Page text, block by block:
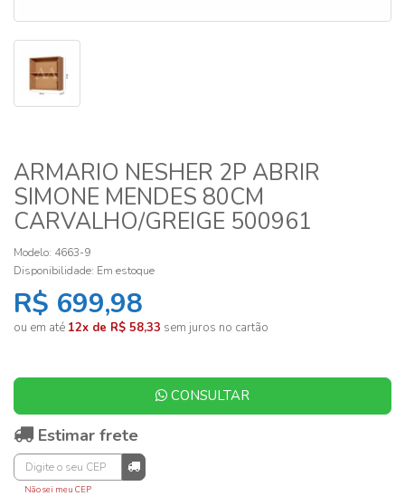
ARMARIO NESHER 2P ABRIR
SIMONE MENDES 80CM
CARVALHO/GREIGE 500961
Modelo: 4663-9
Disponibilidade: Em estoque
R$ 699,98
ou em até 12x de R$ 58,33 sem juros no cartão
CONSULTAR
Estimar frete
Não sei meu CEP